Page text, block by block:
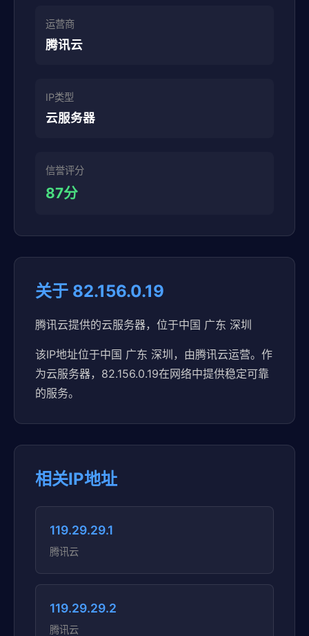
运营商
腾讯云
IP类型
云服务器
信誉评分
87分
关于 82.156.0.19
腾讯云提供的云服务器，位于中国 广东 深圳
该IP地址位于中国 广东 深圳，由腾讯云运营。作
为云服务器，82.156.0.19在网络中提供稳定可靠
的服务。
相关IP地址
119.29.29.1
腾讯云
119.29.29.2
腾讯云